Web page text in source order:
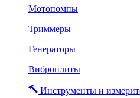
Мотопомпы
Триммеры
Генераторы
Виброплиты
Инструменты и